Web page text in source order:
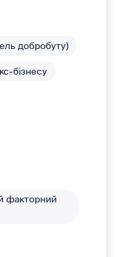
добробуту)
бізнесу
факторний